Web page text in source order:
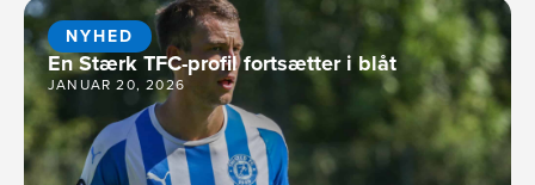
NYHED
En Stærk TFC-profil fortsætter i blåt
JANUAR 20, 2026